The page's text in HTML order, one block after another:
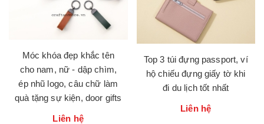
Móc khóa đẹp khắc tên
cho nam, nữ - dập chìm,
ép nhũ logo, câu chữ làm
quà tặng sự kiện, door gifts
Liên hệ
Top 3 túi đựng passport, ví
hộ chiếu đựng giấy tờ khi
đi du lịch tốt nhất
Liên hệ